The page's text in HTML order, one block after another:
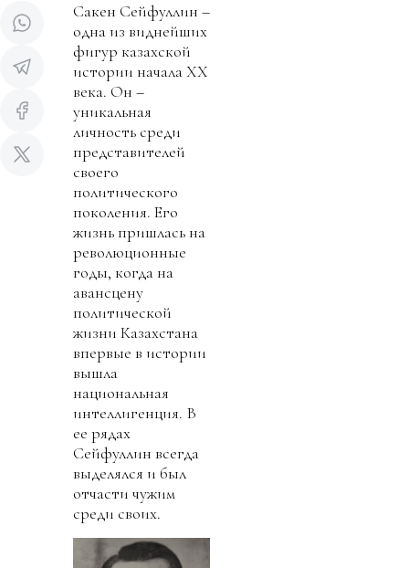
Сакен Сейфуллин –
одна из виднейших
фигур казахской
истории начала ХХ
века. Он –
уникальная
личность среди
представителей
своего
политического
поколения. Его
жизнь пришлась на
революционные
годы, когда на
авансцену
политической
жизни Казахстана
впервые в истории
вышла
национальная
интеллигенция. В
ее рядах
Сейфуллин всегда
выделялся и был
отчасти чужим
среди своих.